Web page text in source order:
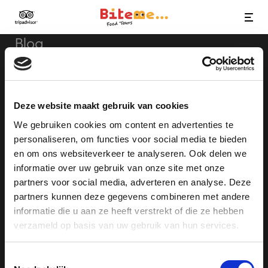
Deze website maakt gebruik van cookies
We gebruiken cookies om content en advertenties te
personaliseren, om functies voor social media te bieden
en om ons websiteverkeer te analyseren. Ook delen we
informatie over uw gebruik van onze site met onze
partners voor social media, adverteren en analyse. Deze
partners kunnen deze gegevens combineren met andere
informatie die u aan ze heeft verstrekt of die ze hebben
verzameld op basis van uw gebruik van hun services.
Bite Me Food Tours
MENU
Blog
Terms & Conditions
Privacy Policy
Group & Business Tours
APP OR CALL
+31-10-3072613
MAIL US
info@bitemefoodtours.com